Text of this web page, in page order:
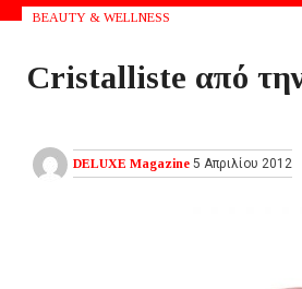
BEAUTY & WELLNESS
Cristalliste από
DELUXE Magazine 5 Απριλίου 2012